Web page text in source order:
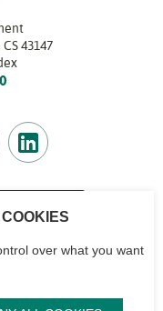
43147
over what you want